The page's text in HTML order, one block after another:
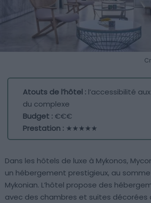
Atouts de l’hôtel : l’accessibilité
du complexe
Budget :€€€
Prestation : ★★★★★
Dans les hôtels de luxe à Mykonos,
un hébergement prestigieux, au
Mykonian. L’hôtel propose des
avec des chambres et suites décorées